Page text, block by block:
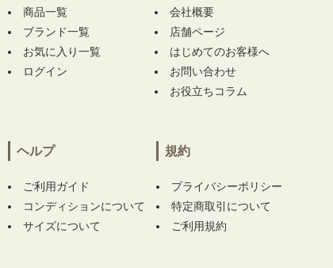
商品一覧
ブランド一覧
お気に入り一覧
ログイン
会社概要
店舗ページ
はじめてのお客様へ
お問い合わせ
お役立ちコラム
ヘルプ
ご利用ガイド
コンディションについて
サイズについて
規約
プライバシーポリシー
特定商取引について
ご利用規約